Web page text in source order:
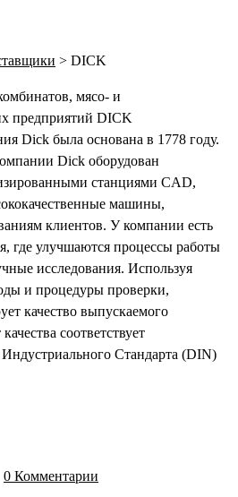
> DICK
мясо- и
предприятий DICK
Dick была основана в 1778 году.
Dick оборудован
станциями CAD,
машины,
клиентов. У компании есть
где улучшаются процессы работы
исследования. Используя
и процедуры проверки,
качество выпускаемого
соответствует
Стандарта (DIN)
0 Комментарии